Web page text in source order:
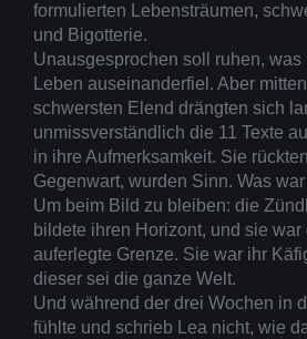
formulierten Lebensträumen,
und Bigotterie.
Unausgesprochen soll ruhen, was
Leben auseinanderfiel. Aber
schwersten Elend drängten sich
unmissverständlich die 11 Texte
in ihre Aufmerksamkeit. Sie
Gegenwart, wurden Sinn. Was
Um beim Bild zu bleiben: die
bildete ihren Horizont, und sie
auferlegte Grenze. Sie war ihr
dieser sei die ganze Welt.
Und während der drei Wochen in
fühlte und schrieb Lea nicht, wie